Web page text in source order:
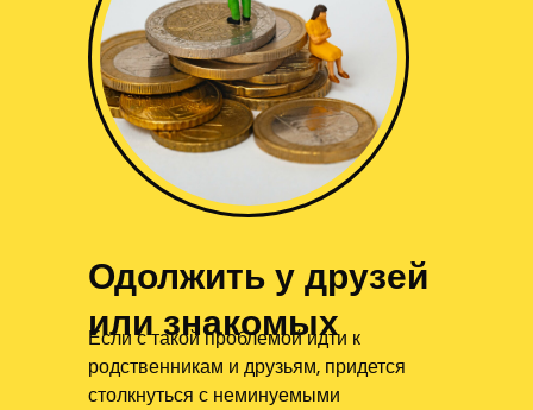
Если с такой проблемой идти к
родственникам и друзьям, придется
столкнуться с неминуемыми
Одолжить у друзей
или знакомых